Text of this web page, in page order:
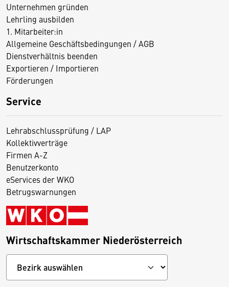
Unternehmen gründen
Lehrling ausbilden
1. Mitarbeiter:in
Allgemeine Geschäftsbedingungen / AGB
Dienstverhältnis beenden
Exportieren / Importieren
Förderungen
Service
Lehrabschlussprüfung / LAP
Kollektivverträge
Firmen A-Z
Benutzerkonto
eServices der WKO
Betrugswarnungen
Wirtschaftskammer Niederösterreich